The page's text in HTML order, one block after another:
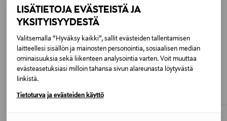
LISÄTIETOJA EVÄSTEISTÄ JA
YKSITYISYYDESTÄ
Valitsemalla “Hyväksy kaikki”, sallit evästeiden tallentamisen
laitteellesi sisällön ja mainosten personointia, sosiaalisen median
ominaisuuksia sekä liikenteen analysointia varten. Voit muuttaa
evästeasetuksiasi milloin tahansa sivun alareunasta löytyvästä
linkistä.
Tietoturva ja evästeiden käyttö
OIL, NIGELLA SATIVA (BLACK CUMIN) SEED OIL,
GLYCOLIPIDS, ALUMINUM HYDROXIDE,
GLYCOSPHINGOLIPIDS, AQUA/WATER, VANILLIN,
TERPINEOL, LINALYL ACETATE, ANETHOLE, GERANIOL,
CI 77891 (TITANIUM DIOXIDE), [CI 77491, CI 77492, CI
77499 (IRON OXIDES)]
MADARA
Age Protecting SPF 30 -aurinkovoide
kasvoille 40 ml
MADARA
Mineral SPF50 Sunscreen Stick -